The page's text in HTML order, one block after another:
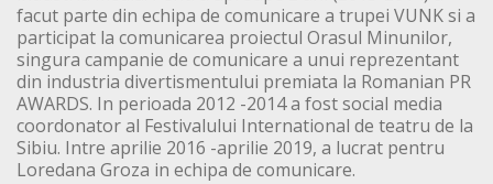
facut parte din echipa de comunicare a trupei VUNK si a
participat la comunicarea proiectul Orasul Minunilor,
singura campanie de comunicare a unui reprezentant
din industria divertismentului premiata la Romanian PR
AWARDS. In perioada 2012 -2014 a fost social media
coordonator al Festivalului International de teatru de la
Sibiu. Intre aprilie 2016 -aprilie 2019, a lucrat pentru
Loredana Groza in echipa de comunicare.